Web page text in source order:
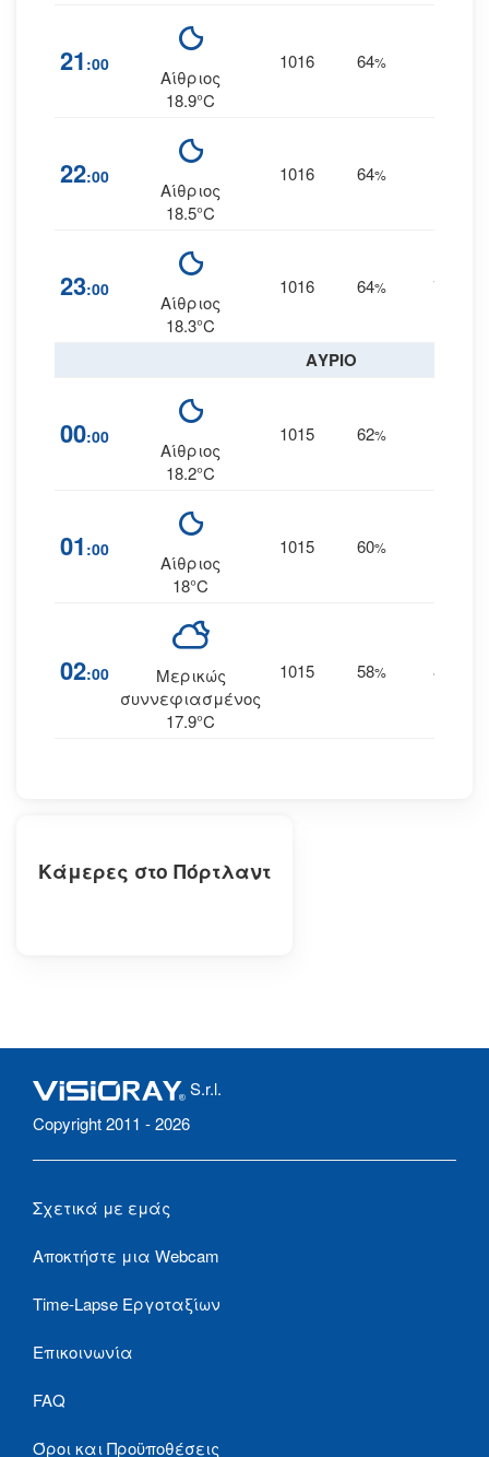
21 :00
Αίθριος
18.9°C
1016 64%
22:00
Αίθριος
18.5°C
1016 64%
23:00
Αίθριος
18.3°C
1016 64% 7
ΑΥΡΙΟ
00:00
Αίθριος
18.2°C
1015 62%
01 :00
Αίθριος
18°C
1015 60%
02:00
Μερικώς
συννεφιασμένος
17.9°C
1015 58% 8
Κάμερες στο Πόρτλαντ
S.r.l.
Copyright 2011 - 2026
Σχετικά με εμάς
Αποκτήστε μια Webcam
Time-Lapse Εργοταξίων
Επικοινωνία
FAQ
Όροι και Προϋποθέσεις